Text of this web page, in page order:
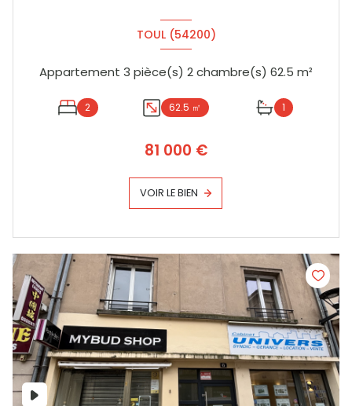
TOUL (54200)
Appartement 3 pièce(s) 2 chambre(s) 62.5 m²
2 62.5 ㎡ 1
81 000 €
VOIR LE BIEN